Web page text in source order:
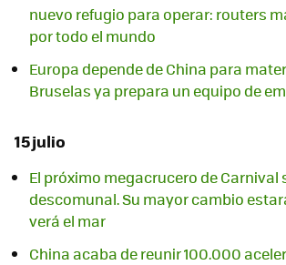
nuevo refugio para operar: routers
por todo el mundo
Europa depende de China para
Bruselas ya prepara un equipo de
15 julio
El próximo megacrucero de Carnival
descomunal. Su mayor cambio
verá el mar
China acaba de reunir 100.000